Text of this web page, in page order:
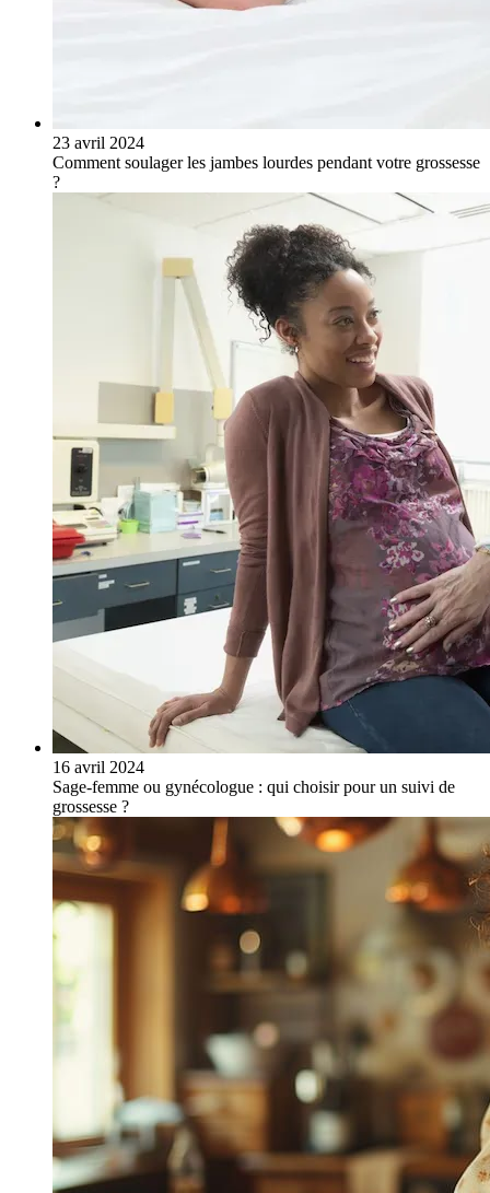
23 avril 2024
Comment soulager les jambes lourdes pendant votre grossesse
?
16 avril 2024
Sage-femme ou gynécologue : qui choisir pour un suivi de
grossesse ?